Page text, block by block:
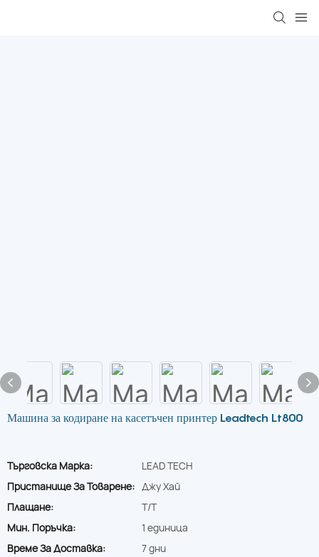
Машина за кодиране на касетъчен принтер Leadtech Lt800
Търговска Марка:
LEAD TECH
Пристанище За Товарене: Джу Хай
Плащане:
T/T
Мин. Поръчка:
1 единица
Време За Доставка:
7 дни